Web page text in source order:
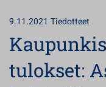
9.11.2021 Tiedotteet
tulokset: